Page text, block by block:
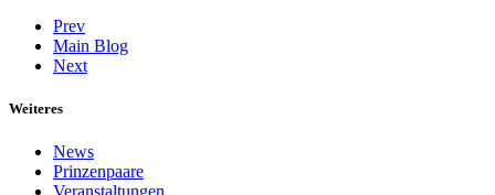
Prev
Main Blog
Next
Weiteres
News
Prinzenpaare
Veranstaltungen